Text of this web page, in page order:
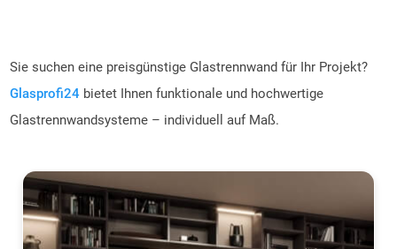
Sie suchen eine preisgünstige Glastrennwand für Ihr Projekt?
Glasprofi24 bietet Ihnen funktionale und hochwertige
Glastrennwandsysteme – individuell auf Maß.